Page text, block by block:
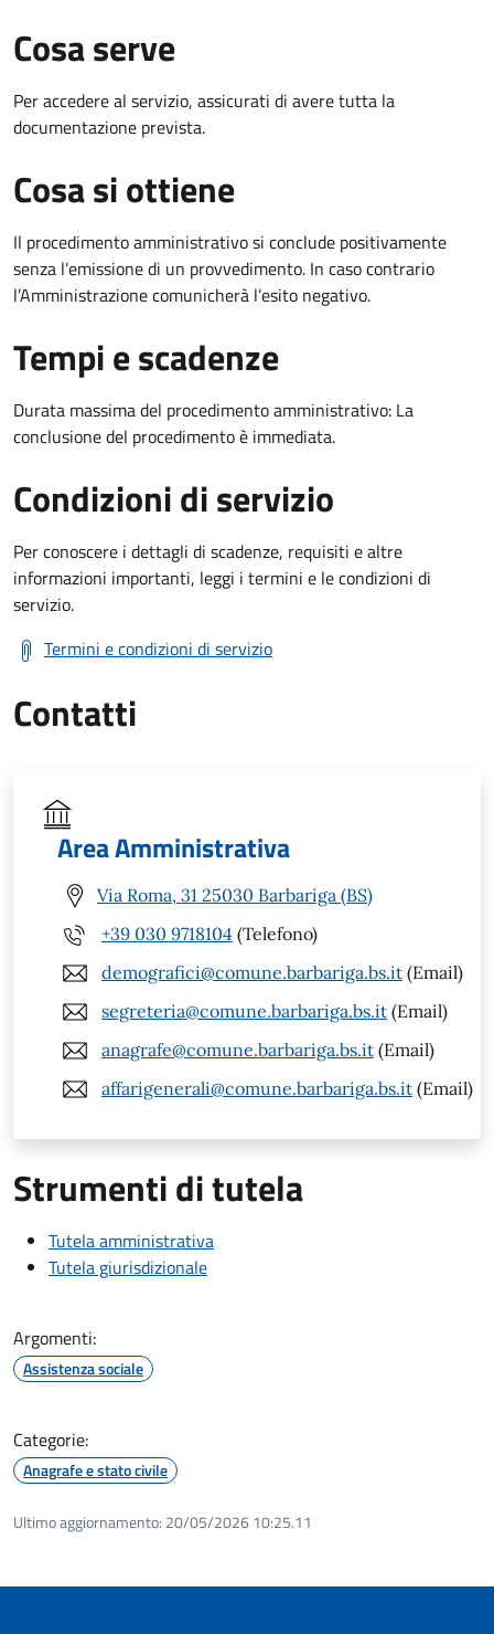
Cosa serve
Per accedere al servizio, assicurati di avere tutta la
documentazione prevista.
Cosa si ottiene
Il procedimento amministrativo si conclude positivamente
senza l’emissione di un provvedimento. In caso contrario
l’Amministrazione comunicherà l’esito negativo.
Tempi e scadenze
Durata massima del procedimento amministrativo: La
conclusione del procedimento è immediata.
Condizioni di servizio
Per conoscere i dettagli di scadenze, requisiti e altre
informazioni importanti, leggi i termini e le condizioni di
servizio.
Termini e condizioni di servizio
Contatti
Area Amministrativa
Via Roma, 31 25030 Barbariga (BS)
+39 030 9718104 (Telefono)
demografici@comune.barbariga.bs.it (Email)
segreteria@comune.barbariga.bs.it (Email)
anagrafe@comune.barbariga.bs.it (Email)
affarigenerali@comune.barbariga.bs.it (Email)
Strumenti di tutela
Tutela amministrativa
Tutela giurisdizionale
Argomenti:
Assistenza sociale
Categorie:
Anagrafe e stato civile
Ultimo aggiornamento: 20/05/2026 10:25.11